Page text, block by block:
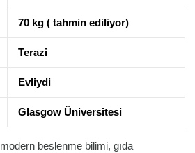
70 kg ( tahmin ediliyor)
Terazi
Evliydi
Glasgow Üniversitesi
modern beslenme bilimi, gıda